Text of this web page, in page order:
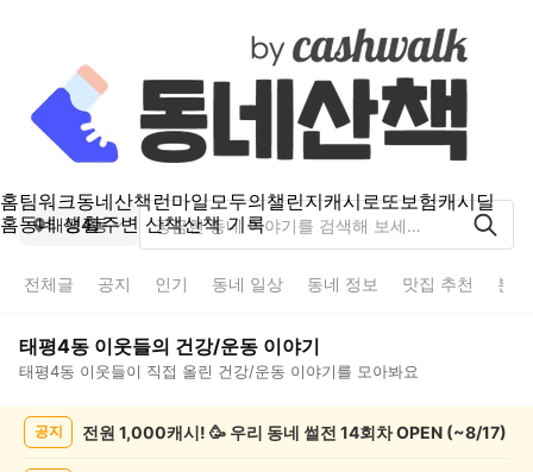
홈팀워크동네산책런마일모두의챌린지캐시로또보험캐시딜
홈동네 생활주변 산책산책 기록
태평4동
전체글 공지 인기 동네 일상 동네 정보 맛집 추천 분
태평4동 이웃들의 건강/운동 이야기
태평4동 이웃들이 직접 올린 건강/운동 이야기를 모아봐요
공지 전원 1,000캐시! 🥳 우리 동네 썰전 14회차 OPEN (~8/17)